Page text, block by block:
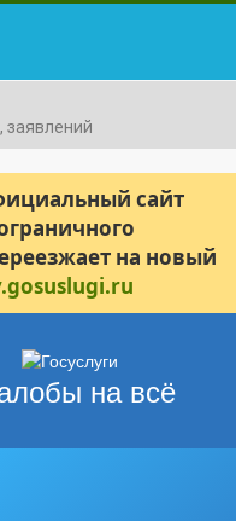
сайт
на новый
на всё